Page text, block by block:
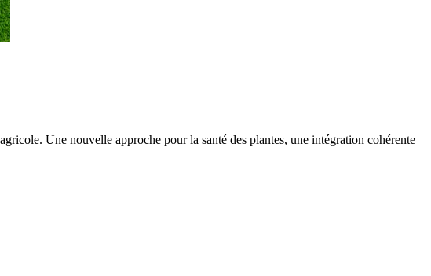
Une nouvelle approche pour la santé des plantes, une intégration cohérente